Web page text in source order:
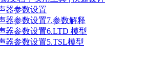
器参数设置
器参数设置7.参数解释
器参数设置6.LTD 模型
器参数设置5.TSL模型